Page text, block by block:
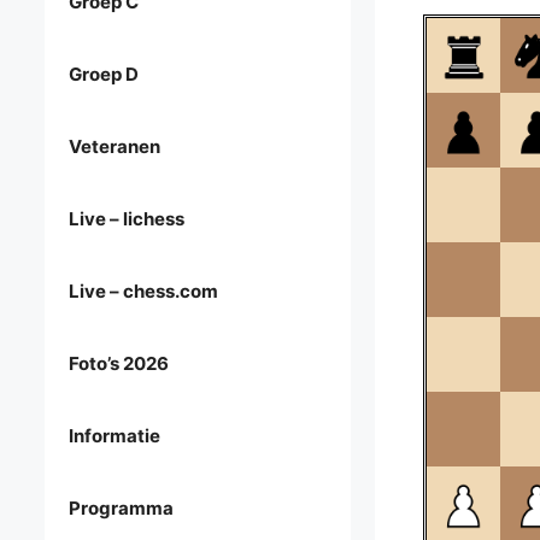
Groep D
Veteranen
Live – lichess
Live – chess.com
Foto’s 2026
Informatie
Programma